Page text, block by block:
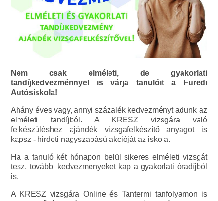
Nem csak elméleti, de gyakorlati
tandíjkedvezménnyel is várja tanulóit a Füredi
Autósiskola!
Ahány éves vagy, annyi százalék kedvezményt adunk az
elméleti tandíjból. A KRESZ vizsgára való
felkészüléshez ajándék vizsgafelkészítő anyagot is
kapsz - hirdeti nagyszabású akcióját az iskola.
Ha a tanuló két hónapon belül sikeres elméleti vizsgát
tesz, további kedvezményeket kap a gyakorlati óradíjból
is.
A KRESZ vizsgára Online és Tantermi tanfolyamon is